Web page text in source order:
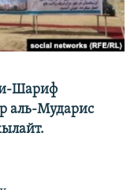
Шариф
аль-Мударис